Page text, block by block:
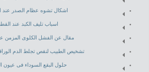
اشكال تشوه عظام الصدر عند
اسباب تليف الكبد عند
مقال عن الفشل الكلوى المزمن
تشخيص الطبيب لنقص تجلط الدم
حلول البقع السوداء فى عيون